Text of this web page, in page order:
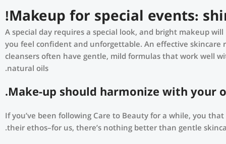
Makeup for special events:
A special day requires a special look, and bright makeup
you feel confident and unforgettable. An effective
cleansers often have gentle, mild formulas that work well
natural oils.
Make-up should harmonize with your
If you’ve been following Care to Beauty for a while, you
their ethos–for us, there’s nothing better than gentle